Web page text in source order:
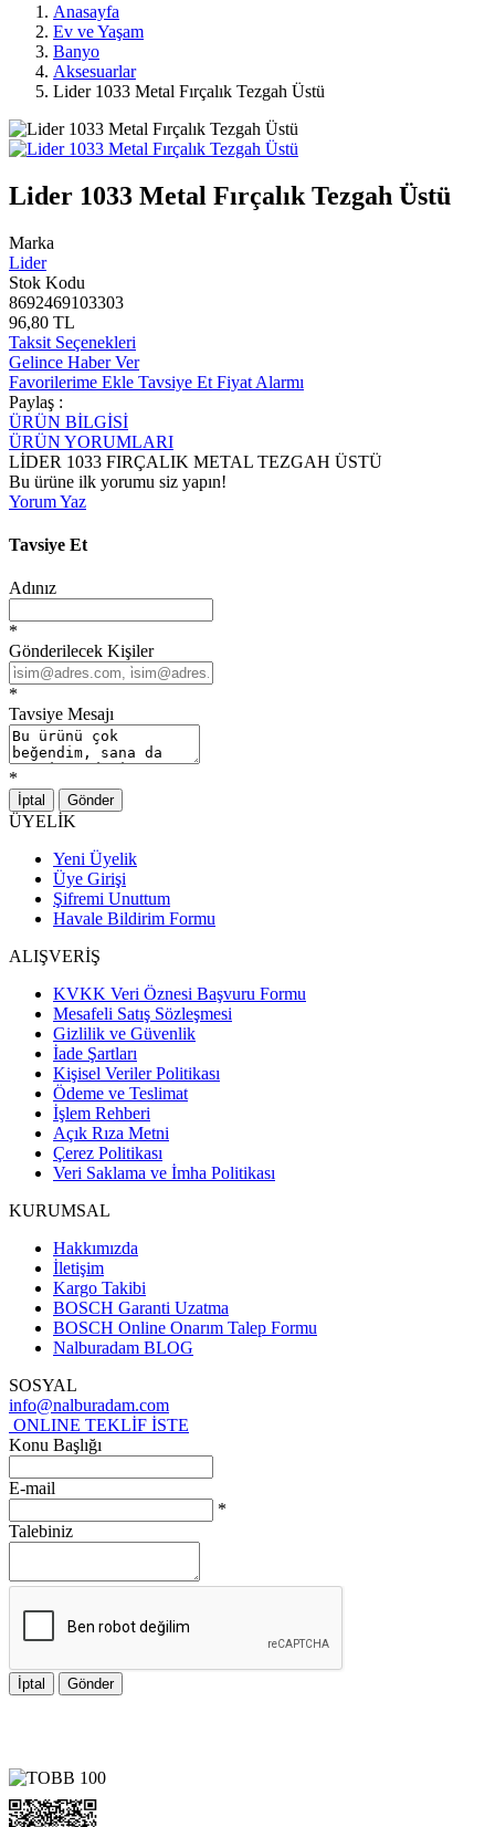
Anasayfa
Ev ve Yaşam
Banyo
Aksesuarlar
Lider 1033 Metal Fırçalık Tezgah Üstü
Lider 1033 Metal Fırçalık Tezgah Üstü
Marka
Lider
Stok Kodu
8692469103303
96,80 TL
Taksit Seçenekleri
Gelince Haber Ver
Favorilerime Ekle Tavsiye Et Fiyat Alarmı
Paylaş :
ÜRÜN BİLGİSİ
ÜRÜN YORUMLARI
LİDER 1033 FIRÇALIK METAL TEZGAH ÜSTÜ
Bu ürüne ilk yorumu siz yapın!
Yorum Yaz
Tavsiye Et
Adınız
*
Gönderilecek Kişiler
*
Tavsiye Mesajı
*
İptal Gönder
ÜYELİK
Yeni Üyelik
Üye Girişi
Şifremi Unuttum
Havale Bildirim Formu
ALIŞVERİŞ
KVKK Veri Öznesi Başvuru Formu
Mesafeli Satış Sözleşmesi
Gizlilik ve Güvenlik
İade Şartları
Kişisel Veriler Politikası
Ödeme ve Teslimat
İşlem Rehberi
Açık Rıza Metni
Çerez Politikası
Veri Saklama ve İmha Politikası
KURUMSAL
Hakkımızda
İletişim
Kargo Takibi
BOSCH Garanti Uzatma
BOSCH Online Onarım Talep Formu
Nalburadam BLOG
SOSYAL
info@nalburadam.com
ONLINE TEKLİF İSTE
Konu Başlığı
E-mail
*
Talebiniz
İptal Gönder